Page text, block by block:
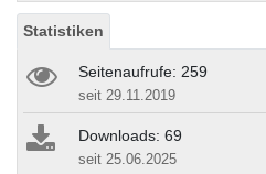
Statistiken
Seitenaufrufe: 259
seit 29.11.2019
Downloads: 69
seit 25.06.2025